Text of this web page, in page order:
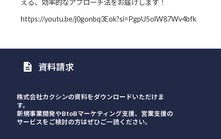
https://youtu.be/j0gonbq3Eok?si=PgpU5olW87Wv4bfk
description 資料請求
株式会社カクシンの資料をダウンロードいただけま
す。
新規事業開発やBtoBマーケティング支援、営業支援の
サービスをご検討の方はぜひご一読ください。